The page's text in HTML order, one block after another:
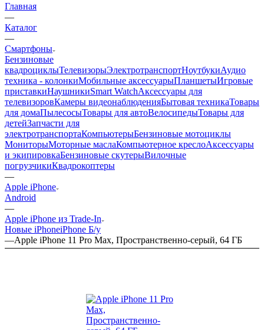
Главная
—
Каталог
—
Смартфоны
Бензиновые
квадроциклыТелевизорыЭлектротранспортНоутбукиАудио
техника - колонкиМобильные аксессуарыПланшетыИгровые
приставкиНаушникиSmart WatchАксессуары для
телевизоровКамеры видеонаблюденияБытовая техникаТовары
для домаПылесосыТовары для автоВелосипедыТовары для
детейЗапчасти для
электротранспортаКомпьютерыБензиновые мотоциклы
МониторыМоторные маслаКомпьютерное креслоАксессуары
и экипировкаБензиновые скутерыВилочные
погрузчикиКвадрокоптеры
—
Apple iPhone
Android
—
Apple iPhone из Trade-In
Новые iPhoneiPhone Б/у
—Apple iPhone 11 Pro Max, Пространственно-серый, 64 ГБ